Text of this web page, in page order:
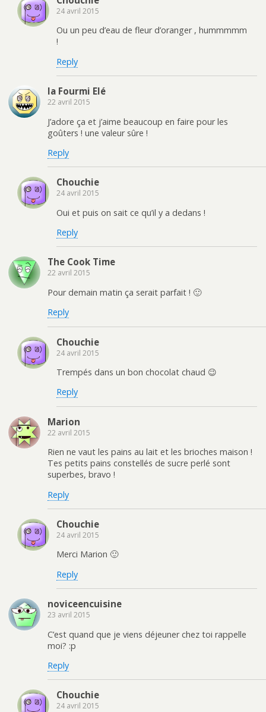
24 avril 2015
Ou un peu d’eau de fleur d’oranger , hummmmm
!
Reply
la Fourmi Elé
22 avril 2015
J’adore ça et j’aime beaucoup en faire pour les
goûters ! une valeur sûre !
Reply
Chouchie
24 avril 2015
Oui et puis on sait ce qu’il y a dedans !
Reply
The Cook Time
22 avril 2015
Pour demain matin ça serait parfait ! 🙂
Reply
Chouchie
24 avril 2015
Trempés dans un bon chocolat chaud 😉
Reply
Marion
22 avril 2015
Rien ne vaut les pains au lait et les brioches maison !
Tes petits pains constellés de sucre perlé sont
superbes, bravo !
Reply
Chouchie
24 avril 2015
Merci Marion 🙂
Reply
noviceencuisine
23 avril 2015
C’est quand que je viens déjeuner chez toi rappelle
moi? :p
Reply
Chouchie
24 avril 2015